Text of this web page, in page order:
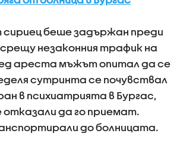
сириец беше задържан преди
срещу незаконния трафик на
ареста мъжът опитал да се
сутринта се почувствал
в психиатрията в Бургас,
отказали да го приемат.
до болницата.